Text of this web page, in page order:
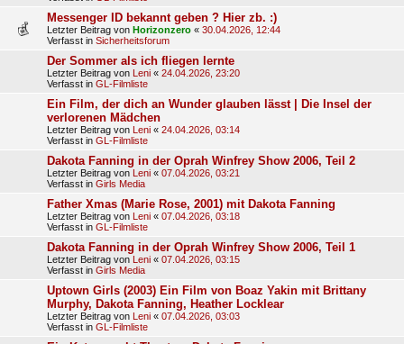
Messenger ID bekannt geben ? Hier zb. :)
Letzter Beitrag von Horizonzero « 30.04.2026, 12:44
Verfasst in Sicherheitsforum
Der Sommer als ich fliegen lernte
Letzter Beitrag von Leni « 24.04.2026, 23:20
Verfasst in GL-Filmliste
Ein Film, der dich an Wunder glauben lässt | Die Insel der
verlorenen Mädchen
Letzter Beitrag von Leni « 24.04.2026, 03:14
Verfasst in GL-Filmliste
Dakota Fanning in der Oprah Winfrey Show 2006, Teil 2
Letzter Beitrag von Leni « 07.04.2026, 03:21
Verfasst in Girls Media
Father Xmas (Marie Rose, 2001) mit Dakota Fanning
Letzter Beitrag von Leni « 07.04.2026, 03:18
Verfasst in GL-Filmliste
Dakota Fanning in der Oprah Winfrey Show 2006, Teil 1
Letzter Beitrag von Leni « 07.04.2026, 03:15
Verfasst in Girls Media
Uptown Girls (2003) Ein Film von Boaz Yakin mit Brittany
Murphy, Dakota Fanning, Heather Locklear
Letzter Beitrag von Leni « 07.04.2026, 03:03
Verfasst in GL-Filmliste